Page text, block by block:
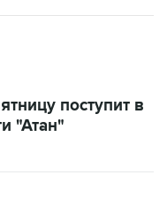
поступит в
"Атан"